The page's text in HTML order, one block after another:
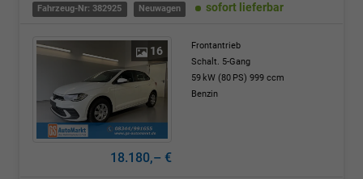
Fahrzeug-Nr: 382925 Neuwagen sofort lieferbar
16
Frontantrieb
Schalt. 5-Gang
59 kW (80 PS) 999 ccm
Benzin
18.180,– €